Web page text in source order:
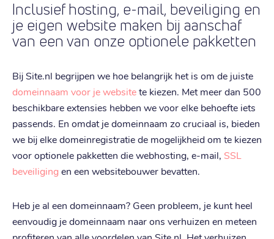
.org
Registratie: € 8,39
Verlengen € 12,69
.de
Registratie € 2,09
Verhuizen: € 2,09
.nu
Inclusief hosting, e-mail, beveiliging en
je eigen website maken bij aanschaf
van een van onze optionele pakketten
Bij Site.nl begrijpen we hoe belangrijk het is om de juiste
domeinnaam voor je websitete kiezen. Met meer dan 500
beschikbare extensies hebben we voor elke behoefte iets
passends. En omdat je domeinnaam zo cruciaal is, bieden
we bij elke domeinregistratie de mogelijkheid om te kiezen
voor optionele pakketten die webhosting, e-mail, SSL
beveiliging en een websitebouwer bevatten.
Heb je al een domeinnaam? Geen probleem, je kunt heel
eenvoudig je domeinnaam naar ons verhuizen en meteen